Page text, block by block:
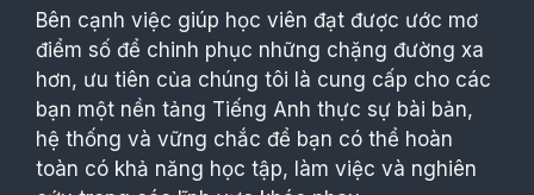
Bên cạnh việc giúp học viên đạt được ước mơ
điểm số để chinh phục những chặng đường xa
hơn, ưu tiên của chúng tôi là cung cấp cho các
bạn một nền tảng Tiếng Anh thực sự bài bản,
hệ thống và vững chắc để bạn có thể hoàn
toàn có khả năng học tập, làm việc và nghiên